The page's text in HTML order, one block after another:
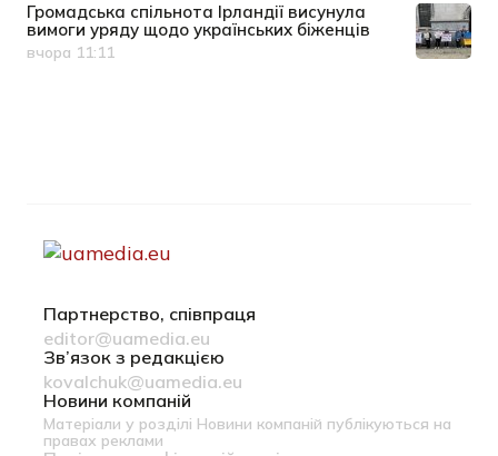
Громадська спільнота Ірландії висунула
вимоги уряду щодо українських біженців
Дата публікації
вчора 11:11
Партнерство, співпраця
editor@uamedia.eu
Зв’язок з редакцією
kovalchuk@uamedia.eu
Новини компаній
Матеріали у розділі Новини компаній публікуються на
правах реклами